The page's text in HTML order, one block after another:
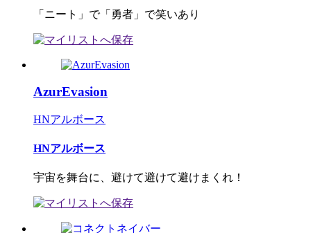
「ニート」で「勇者」で笑いあり
AzurEvasion
HNアルボース
HNアルボース
宇宙を舞台に、避けて避けて避けまくれ！